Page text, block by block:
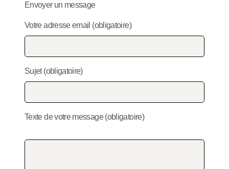
Envoyer un message
Votre adresse email (obligatoire)
Sujet (obligatoire)
Texte de votre message (obligatoire)